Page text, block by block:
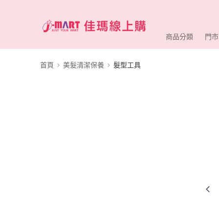
商品分類 門
首頁 美髮清潔保養 髮型工具